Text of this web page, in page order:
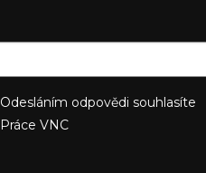
Odesláním odpovědi souhlasíte
Práce VNC